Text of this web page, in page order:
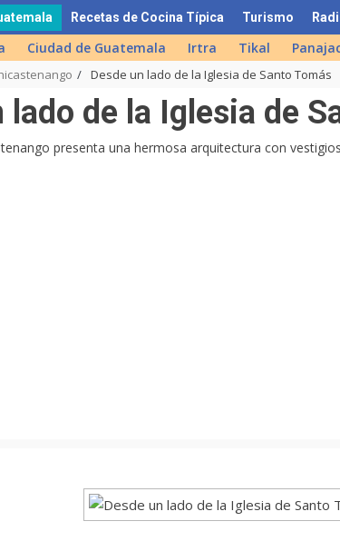
Recetas de Cocina Típica Turismo
Ciudad de Guatemala Irtra Tikal
Desde un lado de la Iglesia de Santo Tomás
lado de la Iglesia de
presenta una hermosa arquitectura con